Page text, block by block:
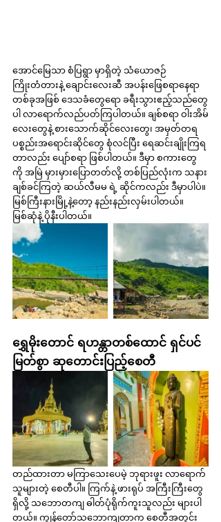
အောင်မြေသာ စံပြရွာ မှာရှိတဲ့ သံယောဇဉ်
ကြိုးတံတားနဲ့ ချောင်းလေးဆီ အပန်းဖြေစရာနေရာ
တစ်ခုအဖြစ် ဒေသခံတွေရော ခရီးသွားဧည့်သည်တွေ
ပါ လာရောက်လည်ပတ်ကြပါတယ်။ ချစ်စရာ ဝါးအိမ်
လေးတွေနဲ့ စားသောက်ဆိုင်လေးတွေ၊ အမှတ်တရ
ပစ္စည်းအရောင်းဆိုင်တွေ စုံလင်ပြီး ရေဆင်းချိုးကြရ
တာလည်း ပျော်စရာ ဖြစ်ပါတယ်။ ဒီမှာ စကားတွေ
ကို အမြဲ မှားမှားပြောတတ်လို့ တစ်ပြည်လုံးက သနား
ချစ်ခင်ကြတဲ့ ဆယ်လီမမ ရဲ့ ဆိုင်ကလည်း ဒီမှာပါပဲ။
မြစ်ကြီးနားမြို့နဲ့တော့ နည်းနည်းလှမ်းပါတယ်။
မြစ်ဆုံနဲ့ ပိုနီးပါတယ်။
ရွှေမိုးတောင် ရဟန္တာတစ်ထောင် ရှင်ပင်
မြတ်စွာ ဆုတောင်းပြည့်စေတီ
တည်ထားတာ မကြာသေးပေမဲ့ ဘုရားဖူး လာရောက်
သူများတဲ့ စေတီပါ။ ကြက်နဲ့ ဖားရုပ် အကြီးကြီးတွေ
ရှိလို့ သဘောတကျ ဓါတ်ပုံရိုက်ကူးသူလည်း များပါ
တယ်။ ကျွန်တော်သဘောကျတာက စေတီအတွင်း